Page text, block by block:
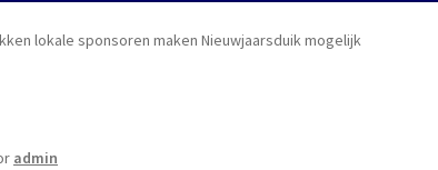
lokale sponsoren maken Nieuwjaarsduik mogelijk
admin